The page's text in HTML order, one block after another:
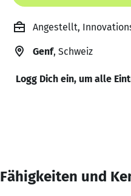
Angestellt,
Genf, Schweiz
Logg Dich ein, um alle
Fähigkeiten und